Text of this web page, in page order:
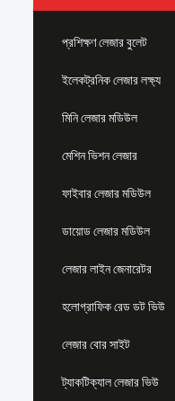
প্রশিক্ষণ লেজার বুলেট
ইলেকট্রনিক লেজার লক্ষ্য
মিনি লেজার মডিউল
মেশিন ভিশন লেজার
ফাইবার লেজার মডিউল
ডায়োড লেজার মডিউল
লেজার লাইন জেনারেটর
হলোগ্রাফিক রেড ডট ভিউ
লেজার বোর সাইট
ট্যাকটিক্যাল লেজার ভিউ